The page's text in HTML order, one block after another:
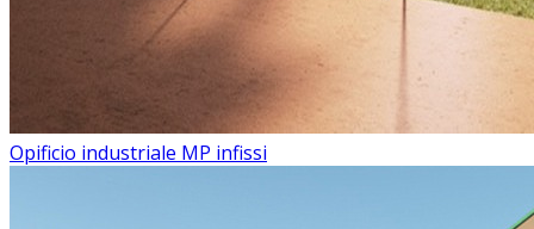
Opificio industriale MP infissi